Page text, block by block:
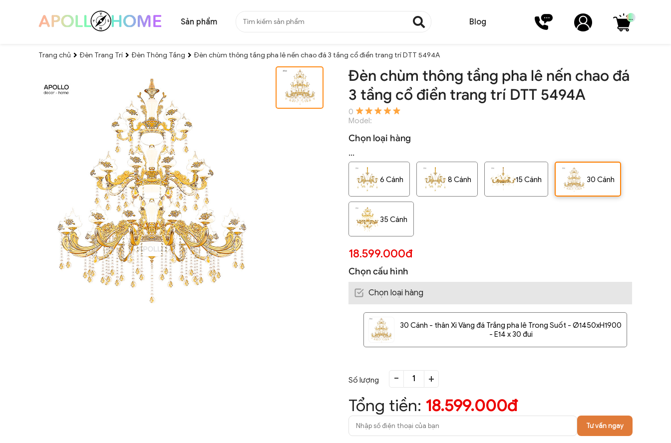
Sản phẩm Blog ...
Trang chủ Đèn Trang Trí Đèn Thông Tầng Đèn chùm thông tầng pha lê nến chao đá 3 tầng cổ điển trang trí DTT 5494A
Đèn chùm thông tầng pha lê nến chao đá
3 tầng cổ điển trang trí DTT 5494A
0
Model:
Chọn loại hàng
...
6 Cánh 8 Cánh 15 Cánh 30 Cánh
35 Cánh
18.599.000đ
Chọn cấu hình
Chọn loại hàng
30 Cánh - thân Xi Vàng đá Trắng pha lê Trong Suốt - Ø1450xH1900
- E14 x 30 đui
Số lượng - +
Tổng tiền: 18.599.000đ
Tư vấn ngay